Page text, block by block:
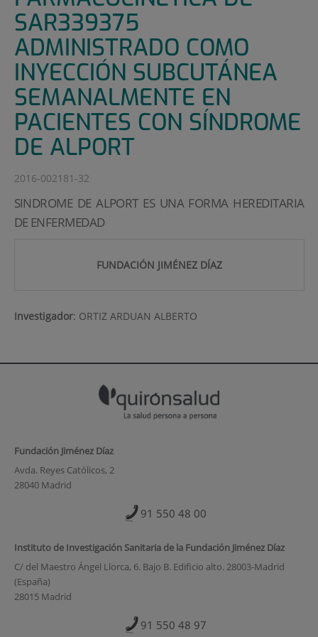
SAR339375
ADMINISTRADO COMO
INYECCIÓN SUBCUTÁNEA
SEMANALMENTE EN
PACIENTES CON SÍNDROME
DE ALPORT
2016-002181-32
SINDROME DE ALPORT ES UNA FORMA HEREDITARIA
DE ENFERMEDAD
FUNDACIÓN JIMÉNEZ DÍAZ
Investigador: ORTIZ ARDUAN ALBERTO
Fundación Jiménez Díaz
Avda. Reyes Católicos, 2
28040 Madrid
91 550 48 00
Instituto de Investigación Sanitaria de la Fundación Jiménez Díaz
C/ del Maestro Ángel Llorca, 6. Bajo B. Edificio alto. 28003-Madrid
(España)
28015 Madrid
91 550 48 97